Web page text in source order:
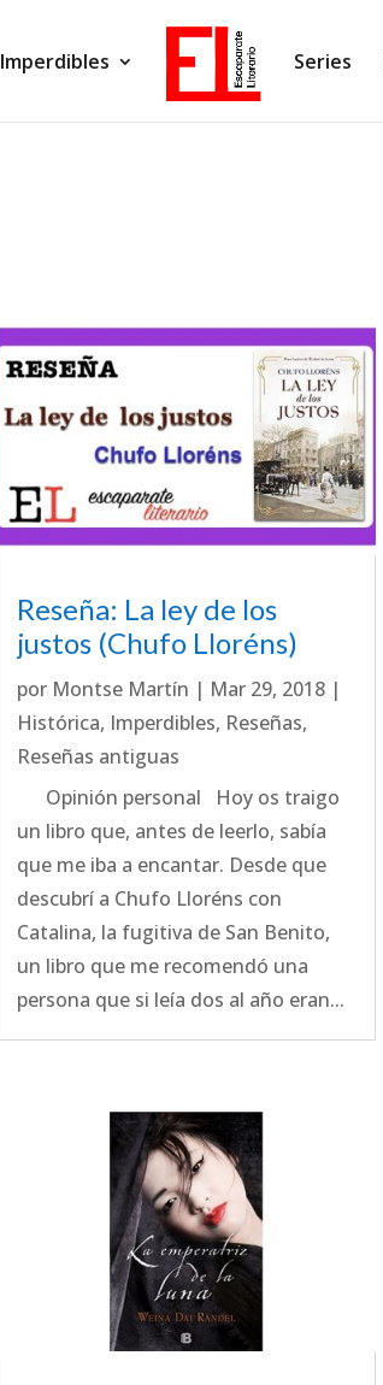
Imperdibles Series
Reseña: La ley de los
justos (Chufo Lloréns)
por Montse Martín | Mar 29, 2018|
Histórica, Imperdibles, Reseñas,
Reseñas antiguas
Opinión personal Hoy os traigo
un libro que, antes de leerlo, sabía
que me iba a encantar. Desde que
descubrí a Chufo Lloréns con
Catalina, la fugitiva de San Benito,
un libro que me recomendó una
persona que si leía dos al año eran...